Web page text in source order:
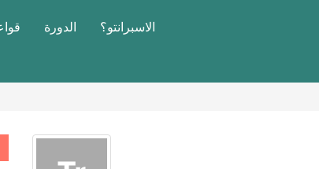
الاسبرانتو؟ الدورة